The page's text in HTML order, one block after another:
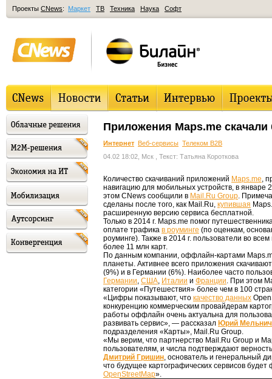
Проекты CNews: Маркет ТВ Техника Наука Софт
Приложения Maps.me скачали
Интернет Веб-сервисы Телеком B2B
04.02 18:02, Мск , Текст: Татьяна Короткова
Количество скачиваний приложений Maps.me,
навигацию для мобильных устройств, в январе
этом CNews сообщили в Mail.Ru Group.
сделаны после того, как Mail.Ru, купившая
расширенную версию сервиса бесплатной.
Только в 2014 г. Maps.me помог
оплате трафика в роуминге (по оценкам,
роуминге). Также в 2014 г. пользователи во
более 11 млн карт.
По данным компании, оффлайн-картами
планеты. Активнее всего приложения
(9%) и в Германии (6%). Наиболее часто
Германии, США, Италии и Франции. При этом
категории «Путешествия» более чем в 100
«Цифры показывают, что качество данных
конкуренцию коммерческим провайдерам
работы оффлайн очень актуальна для
развивать сервис», — рассказал Юрий
подразделения «Карты», Mail.Ru Group.
«Мы верим, что партнерство Mail.Ru Group и
пользователям, и числа подтверждают
Дмитрий Гришин, основатель и генеральный
что будущее картографических сервисов
OpenStreetMap».